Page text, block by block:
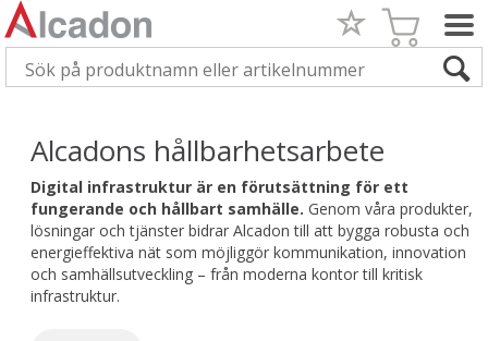
Alcadons hållbarhetsarbete
Digital infrastruktur är en förutsättning för ett
fungerande och hållbart samhälle. Genom våra produkter,
lösningar och tjänster bidrar Alcadon till att bygga robusta och
energieffektiva nät som möjliggör kommunikation, innovation
och samhällsutveckling – från moderna kontor till kritisk
infrastruktur.